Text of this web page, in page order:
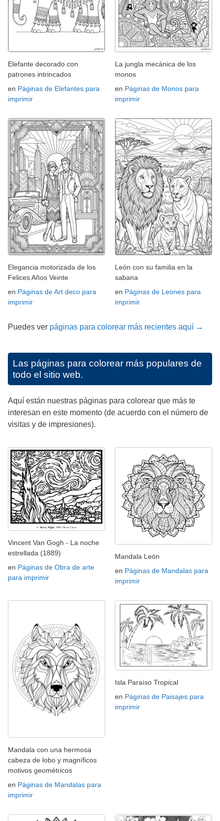
Elefante decorado con
patrones intrincados
en Páginas de Elefantes para
imprimir
La jungla mecánica de los
monos
en Páginas de Monos para
imprimir
Elegancia motorizada de los
Felices Años Veinte
en Páginas de Art deco para
imprimir
León con su familia en la
sabana
en Páginas de Leones para
imprimir
Puedes ver páginas para colorear más recientes aquí →
Las páginas para colorear más populares de
todo el sitio web.
Aquí están nuestras páginas para colorear que más te
interesan en este momento (de acuerdo con el número de
visitas y de impresiones).
Vincent Van Gogh - La noche
estrellada (1889)
en Páginas de Obra de arte
para imprimir
Mandala León
en Páginas de Mandalas para
imprimir
Mandala con una hermosa
cabeza de lobo y magníficos
motivos geométricos
en Páginas de Mandalas para
imprimir
Isla Paraíso Tropical
en Páginas de Paisajes para
imprimir